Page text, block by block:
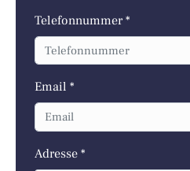
Telefonnummer *
Email *
Adresse *